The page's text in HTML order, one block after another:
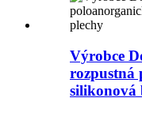
Výrobce
rozpustná
silikonová